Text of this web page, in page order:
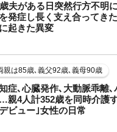
夫がある日突然行方不明
発症し長く支え合ってき
起きた異変
親は85歳､義父92歳､義母90歳
症､心臓発作､大動脈乖離､
親4人計352歳を同時介護
ビュー｣女性の日常